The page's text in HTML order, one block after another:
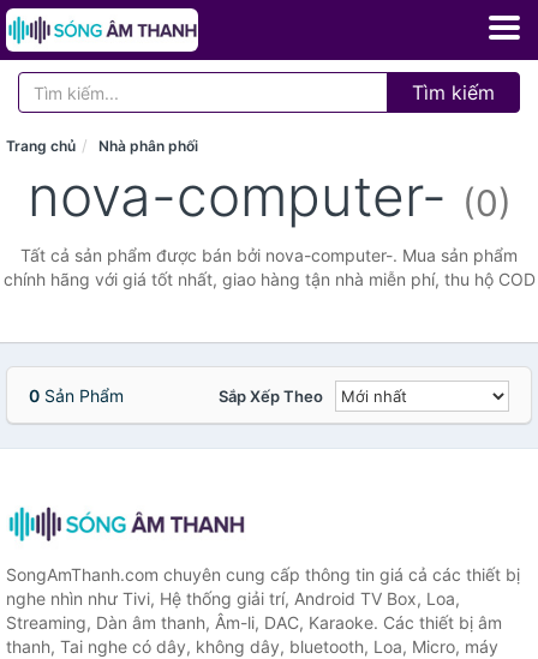
Tìm kiếm
Trang chủ Nhà phân phối
nova-computer- (0)
Tất cả sản phẩm được bán bởi nova-computer-. Mua sản phẩm
chính hãng với giá tốt nhất, giao hàng tận nhà miễn phí, thu hộ COD
0 Sản Phẩm Sắp Xếp Theo
SongAmThanh.com chuyên cung cấp thông tin giá cả các thiết bị
nghe nhìn như Tivi, Hệ thống giải trí, Android TV Box, Loa,
Streaming, Dàn âm thanh, Âm-li, DAC, Karaoke. Các thiết bị âm
thanh, Tai nghe có dây, không dây, bluetooth, Loa, Micro, máy